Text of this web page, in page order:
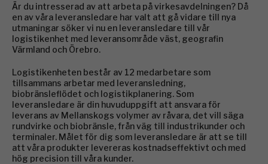
Är du intresserad av att arbeta på virkesavdelningen? Då
en av våra leveransledare har valt att gå vidare till nya
utmaningar söker vi nu en leveransledare till vår
logistikenhet med leveransområde väst, geografin
Värmland och Örebro.
Logistikenheten består av 12 medarbetare som
tillsammans arbetar med leveransledning,
biobränsleflödet och logistikplanering. Som
leveransledare är din huvuduppgift att ansvara för
leverans av Mellanskogs volymer av råvara, det vill säga
rundvirke och biobränsle, från väg till industrikunder och
terminaler. Målet för dig som leveransledare är att se till
att våra produkter levereras kostnadseffektivt och med
hög precision till våra kunder.